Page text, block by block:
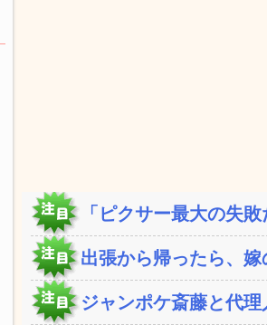
「ピクサー最大の失
出張から帰ったら、
ジャンポケ斎藤と代